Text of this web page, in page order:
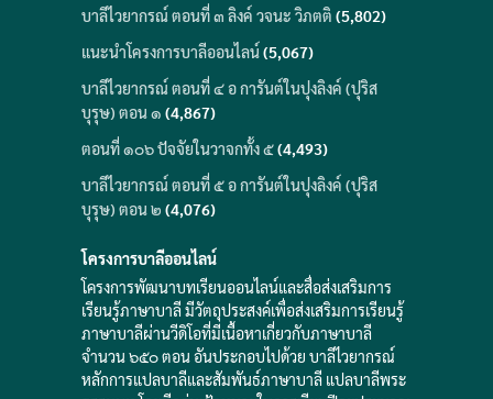
บาลีไวยากรณ์ ตอนที่ ๓ ลิงค์ วจนะ วิภตติ (5,802)
แนะนำโครงการบาลีออนไลน์(5,067)
บาลีไวยากรณ์ ตอนที่ ๔ อ การันต์ในปุงลิงค์ (ปุริส
บุรุษ) ตอน ๑ (4,867)
ตอนที่ ๑๐๖ ปัจจัยในวาจกทั้ง ๕(4,493)
บาลีไวยากรณ์ ตอนที่ ๕ อ การันต์ในปุงลิงค์ (ปุริส
บุรุษ) ตอน ๒ (4,076)
โครงการบาลีออนไลน์
โครงการพัฒนาบทเรียนออนไลน์และสื่อส่งเสริมการ
เรียนรู้ภาษาบาลี มีวัตถุประสงค์เพื่อส่งเสริมการเรียนรู้
ภาษาบาลีผ่านวีดิโอที่มีเนื้อหาเกี่ยวกับภาษาบาลี
จำนวน ๖๕๐ ตอน อันประกอบไปด้วย บาลีไวยากรณ์
หลักการแปลบาลีและสัมพันธ์ภาษาบาลี แปลบาลีพระ